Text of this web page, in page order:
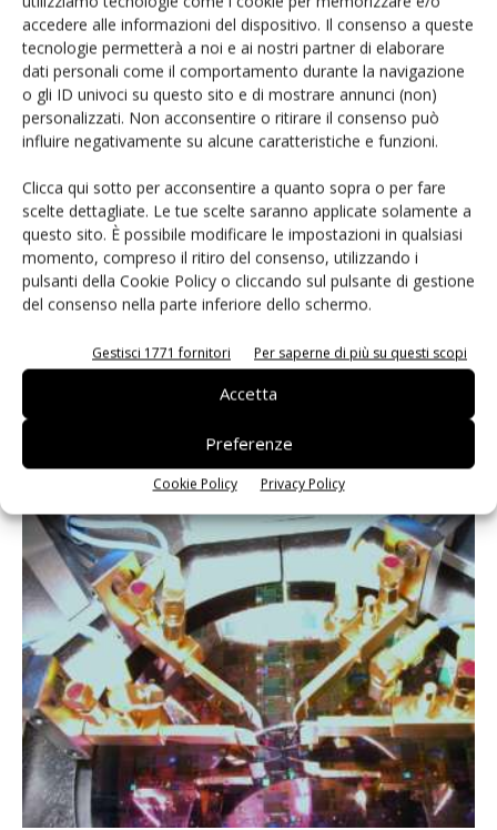
accedere alle informazioni del dispositivo. Il consenso a queste
tecnologie permetterà a noi e ai nostri partner di elaborare
dati personali come il comportamento durante la navigazione
o gli ID univoci su questo sito e di mostrare annunci (non)
personalizzati. Non acconsentire o ritirare il consenso può
influire negativamente su alcune caratteristiche e funzioni.
Clicca qui sotto per acconsentire a quanto sopra o per fare
scelte dettagliate. Le tue scelte saranno applicate solamente a
questo sito. È possibile modificare le impostazioni in qualsiasi
momento, compreso il ritiro del consenso, utilizzando i
pulsanti della Cookie Policy o cliccando sul pulsante di gestione
del consenso nella parte inferiore dello schermo.
Gestisci 1771 fornitori Per saperne di più su questi scopi
Accetta
Preferenze
Cookie Policy Privacy Policy
Paolo Paolucci- 8 Giugno 2023
Man mano che i dispositivi elettronici diventano più piccoli e più
sofisticati diventa vincolante la necessità di realizzare microvia